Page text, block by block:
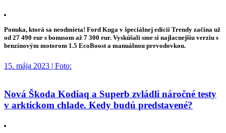
Ponuka, ktorá sa neodmieta! Ford Kuga v špeciálnej edícii Trendy začína už
od 27 490 eur s bonusom až 7 300 eur. Vyskúšali sme si najlacnejšiu verziu s
benzínovým motorom 1.5 EcoBoost a manuálnou prevodovkou.
15. mája 2023 | Foto:
Nová Škoda Kodiaq a Superb zvládli náročné testy
v arktickom chlade. Kedy budú predstavené?